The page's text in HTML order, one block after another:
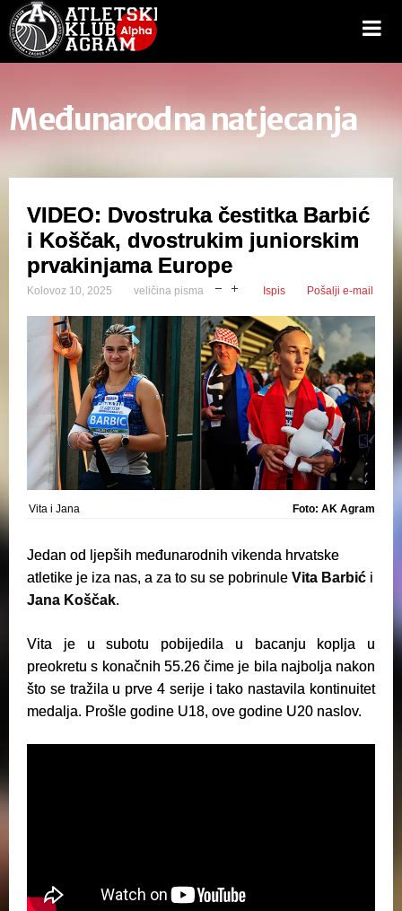
Međunarodna natjecanja
VIDEO: Dvostruka čestitka Barbić
i Koščak, dvostrukim juniorskim
prvakinjama Europe
Kolovoz 10, 2025 veličina pisma Ispis Pošalji e-mail
Foto: AK Agram
Vita i Jana
Jedan od ljepših međunarodnih vikenda hrvatske
atletike je iza nas, a za to su se pobrinule Vita Barbić i
Jana Koščak.
Vita je u subotu pobijedila u bacanju koplja u
preokretu s konačnih 55.26 čime je bila najbolja nakon
što se tražila u prve 4 serije i tako nastavila kontinuitet
medalja. Prošle godine U18, ove godine U20 naslov.